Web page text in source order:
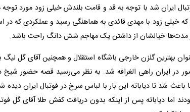
ایران شد با توجه به قد و قامت بلندش خیلی زود مورد توجه
خیلی زود با مهدی قائدی به هماهنگی رسید و عملکردی که در
مدت‌ها خیالشان از داشتن یک مهاجم شش دانگ راحت باشد.
بهترین گلزن خارجی باشگاه استقلال و همچنین آقای گل لیگ
ایران راهی الغرافه شد. به نظر می‌رسید قصه حضور شیخ
باعث شد تا دیاباته این بار با لباس سرخ در فوتبال ایران دیده
اما دیاباته پس از اینکه بدون دریافت کفش طلا آقای گل